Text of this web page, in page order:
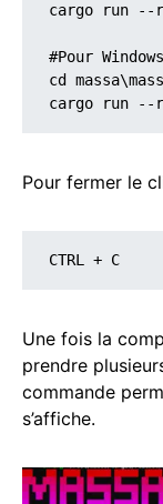
cargo run --
#Pour
cd
cargo run --
Pour fermer le
CTRL + C
Une fois la
prendre
commande
s’affiche.